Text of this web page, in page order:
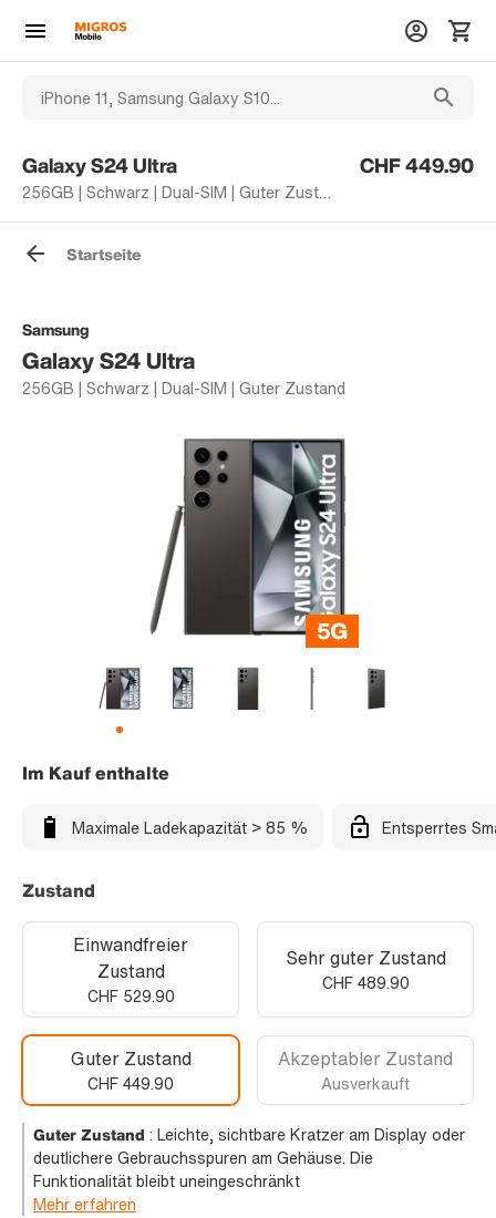
Galaxy S24 Ultra
256GB | Schwarz | Dual-SIM | Guter Zustand
CHF 449.90
Startseite
Samsung
Galaxy S24 Ultra
256GB | Schwarz | Dual-SIM | Guter Zustand
Im Kauf enthalte
Maximale Ladekapazität > 85 % Entsperrtes
Zustand
Einwandfreier
Zustand
CHF 529.90
Sehr guter Zustand
CHF 489.90
Guter Zustand
CHF 449.90
Akzeptabler Zustand
Ausverkauft
Guter Zustand : Leichte, sichtbare Kratzer am Display oder
deutlichere Gebrauchsspuren am Gehäuse. Die
Funktionalität bleibt uneingeschränkt
Mehr erfahren